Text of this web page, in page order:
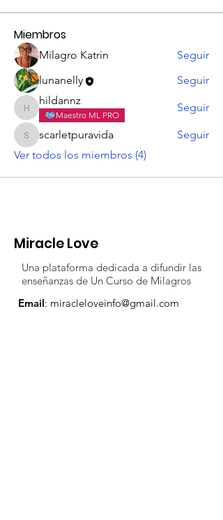
Miembros
Milagro Katrin
Seguir
lunanelly
Seguir
hildannz
hildannz
Maestro ML PRO
Seguir
scarletpuravida
scarletpuravida
Seguir
Ver todos los miembros (4)
Miracle Love
Una plataforma dedicada a difundir las
enseñanzas de Un Curso de Milagros
Email: miracleloveinfo@gmail.com